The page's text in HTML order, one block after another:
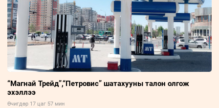
“Магнай Трейд”,“Петровис” шатахууны талон олгож
эхэллээ
Өчигдөр 17 цаг 57 мин